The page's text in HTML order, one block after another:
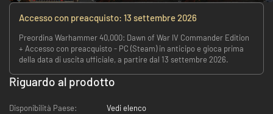
Accesso con preacquisto: 13 settembre 2026
Preordina Warhammer 40,000: Dawn of War IV Commander Edition
+ Accesso con preacquisto - PC (Steam) in anticipo e gioca prima
della data di uscita ufficiale, a partire dal 13 settembre 2026.
Riguardo al prodotto
Disponibilità Paese:
Vedi elenco